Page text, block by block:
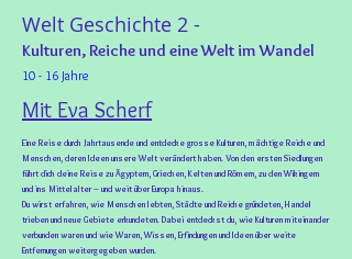
Welt Geschichte 2 -
Kulturen, Reiche und eine Welt im Wandel
10 - 16 Jahre
Mit Eva Scherf
Eine Reise durch Jahrtausende und entdecke grosse Kulturen, mächtige Reiche und
Menschen, deren Ideen unsere Welt verändert haben. Von den ersten Siedlungen
führt dich deine Reise zu Ägyptern, Griechen, Kelten und Römern, zu den Wikingern
und ins Mittelalter – und weit über Europa hinaus.
Du wirst erfahren, wie Menschen lebten, Städte und Reiche gründeten, Handel
trieben und neue Gebiete erkundeten. Dabei entdeckst du, wie Kulturen miteinander
verbunden waren und wie Waren, Wissen, Erfindungen und Ideen über weite
Entfernungen weitergegeben wurden.